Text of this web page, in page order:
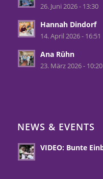
26. Juni 2026 - 13:30
Hannah Dindorf
14. April 2026 - 16:51
Ana Rühn
23. März 2026 - 10:20
NEWS & EVENTS
VIDEO: Bunte